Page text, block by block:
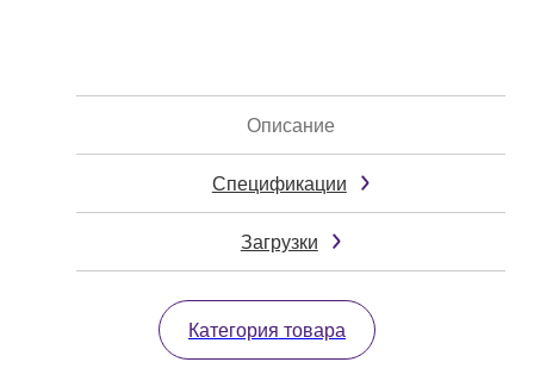
Описание
Спецификации
Загрузки
Категория товара